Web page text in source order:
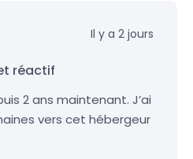
Il y a 2 jours
réactif
2 ans maintenant. J’ai
vers cet hébergeur